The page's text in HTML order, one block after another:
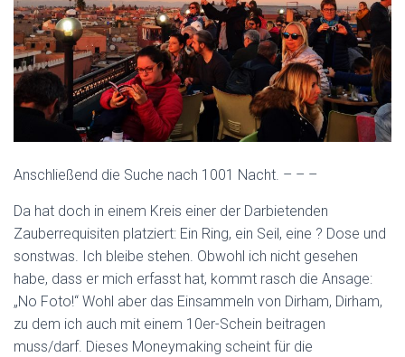
Anschließend die Suche nach 1001 Nacht. – – –
Da hat doch in einem Kreis einer der Darbietenden
Zauberrequisiten platziert: Ein Ring, ein Seil, eine ? Dose und
sonstwas. Ich bleibe stehen. Obwohl ich nicht gesehen
habe, dass er mich erfasst hat, kommt rasch die Ansage:
„No Foto!“ Wohl aber das Einsammeln von Dirham, Dirham,
zu dem ich auch mit einem 10er-Schein beitragen
muss/darf. Dieses Moneymaking scheint für die